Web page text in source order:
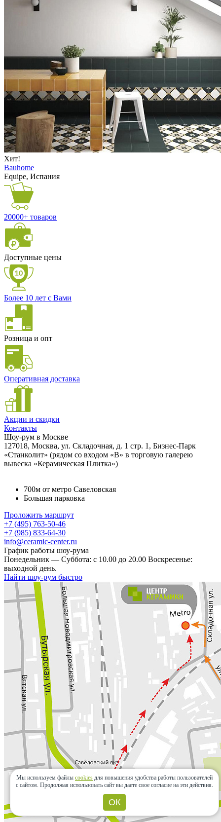
Хит!
Bauhome
Equipe, Испания
20000+ товаров
Доступные цены
Более 10 лет с Вами
Розница и опт
Оперативная доставка
Акции и скидки
Контакты
Шоу-рум в Москве
127018, Москва, ул. Складочная, д. 1 стр. 1, Бизнес-Парк
«Станколит» (рядом со входом «B» в торговую галерею
вывеска «Керамическая Плитка»)
700м от метро Савеловская
Большая парковка
Проложить маршрут
+7 (495) 763-50-46
+7 (985) 833-64-30
info@ceramic-center.ru
График работы шоу-рума
Понедельник — Суббота: с 10.00 до 20.00 Воскресенье:
выходной день.
Найти шоу-рум быстро
Мы используем файлы cookies для повышения удобства работы пользователей
с сайтом. Продолжая использовать сайт вы даете свое согласие на эти действия.
ОК